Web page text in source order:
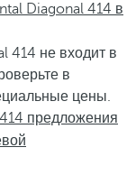
Diagonal 414 в
414 не входит в
в
цены.
предложения